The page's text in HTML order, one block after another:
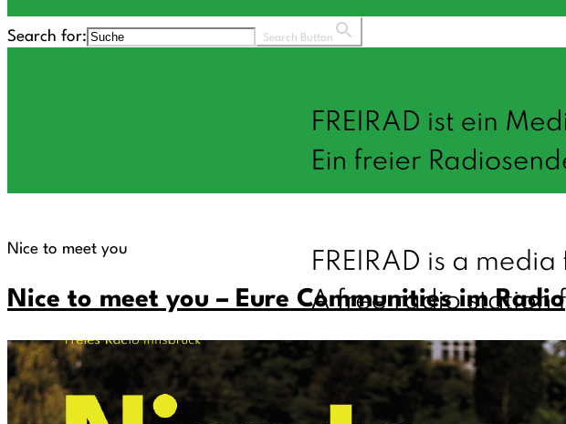
Search for: Search Button
Nice to meet you
Nice to meet you – Eure Communities im Radio